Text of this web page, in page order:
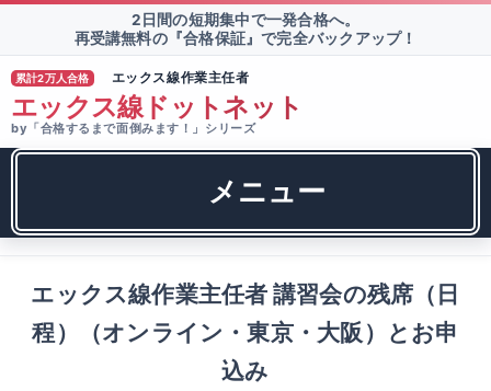
2日間の短期集中で一発合格へ。
再受講無料の『合格保証』で完全バックアップ！
累計2万人合格 エックス線作業主任者
エックス線ドットネット
by「合格するまで面倒みます！」シリーズ
メニュー
エックス線作業主任者 講習会の残席（日
程）（オンライン・東京・大阪）とお申
込み